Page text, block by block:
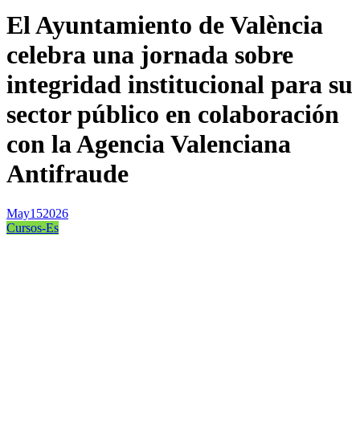
El Ayuntamiento de València
celebra una jornada sobre
integridad institucional para su
sector público en colaboración
con la Agencia Valenciana
Antifraude
May152026
Cursos-Es